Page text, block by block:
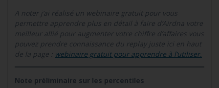
A noter j’ai réalisé un webinaire gratuit pour vous
permettre apprendre plus en détail à faire d’Airdna votre
meilleur allié pour augmenter votre chiffre d’affaires vous
pouvez prendre connaissance du replay juste ici en haut
de la page : webinaire gratuit pour apprendre à l’utiliser.
Note préliminaire sur les percentiles